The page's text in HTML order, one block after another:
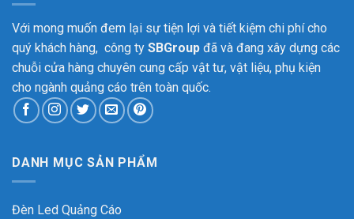
Với mong muốn đem lại sự tiện lợi và tiết kiệm chi phí cho
quý khách hàng, công ty SBGroup đã và đang xây dựng các
chuỗi cửa hàng chuyên cung cấp vật tư, vật liệu, phụ kiện
cho ngành quảng cáo trên toàn quốc.
DANH MỤC SẢN PHẨM
Đèn Led Quảng Cáo